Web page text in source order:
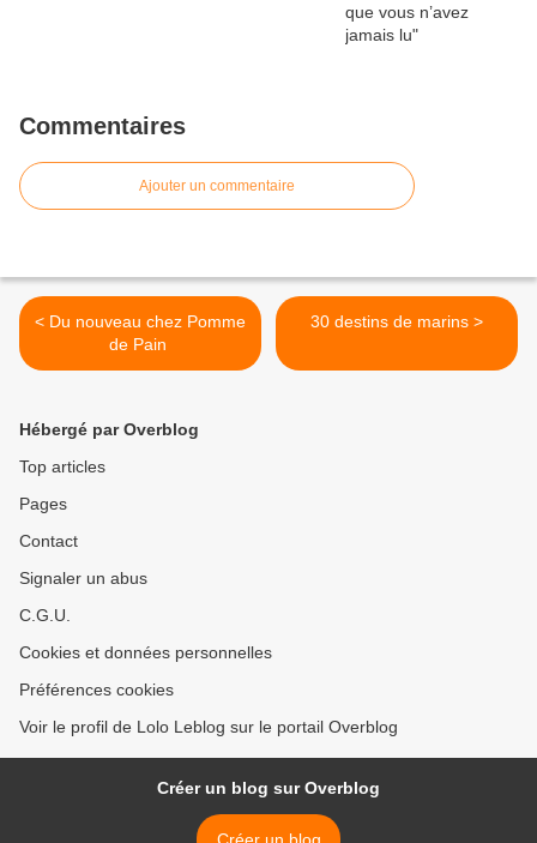
Commentaires
Ajouter un commentaire
< Du nouveau chez Pomme
de Pain
30 destins de marins >
Hébergé par Overblog
Top articles
Pages
Contact
Signaler un abus
C.G.U.
Cookies et données personnelles
Préférences cookies
Voir le profil de Lolo Leblog sur le portail Overblog
Créer un blog sur Overblog
Créer un blog